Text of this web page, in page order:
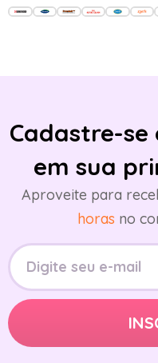
Cadastre-se
em sua
Aproveite para
horas no